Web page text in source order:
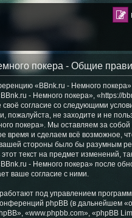
покера - Общие
«BBnk.ru - Немного
- Немного покера», «https://
своё согласие со следующими
пожалуйста, не заходите и не
покера». Мы оставляем за собой
время и сделаем всё возможное,
стороны было бы разумным
текст на предмет изменений,
- Немного покера» после
ваше согласие с ними.
под управлением
phpBB (в дальнейшем
«www.phpbb.com», «phpBB